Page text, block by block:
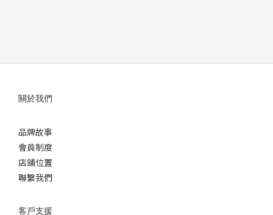
關於我們
品牌故事
會員制度
店鋪位置
聯繫我們
客戶支援